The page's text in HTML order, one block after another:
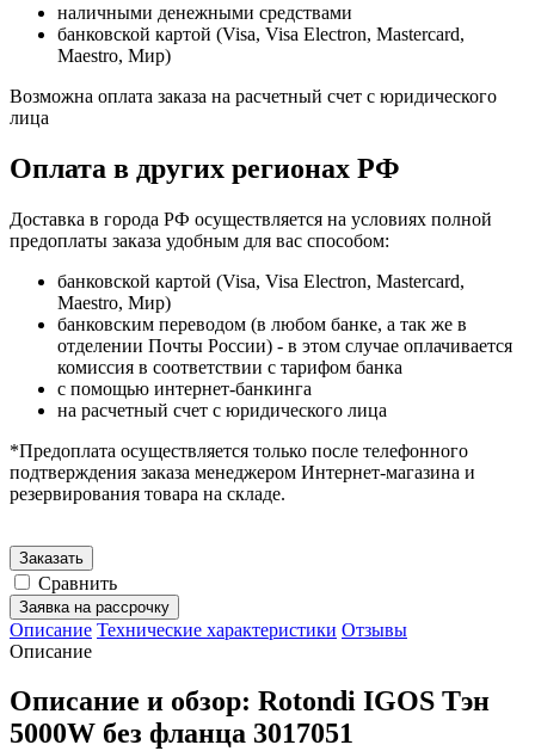
наличными денежными средствами
банковской картой (Visa, Visa Electron, Mastercard,
Maestro, Мир)
Возможна оплата заказа на расчетный счет с юридического
лица
Оплата в других регионах РФ
Доставка в города РФ осуществляется на условиях полной
предоплаты заказа удобным для вас способом:
банковской картой (Visa, Visa Electron, Mastercard,
Maestro, Мир)
банковским переводом (в любом банке, а так же в
отделении Почты России) - в этом случае оплачивается
комиссия в соответствии с тарифом банка
с помощью интернет-банкинга
на расчетный счет с юридического лица
*Предоплата осуществляется только после телефонного
подтверждения заказа менеджером Интернет-магазина и
резервирования товара на складе.
Заказать
Сравнить
Заявка на рассрочку
Описание Технические характеристики Отзывы
Описание
Описание и обзор: Rotondi IGOS Тэн
5000W без фланца 3017051